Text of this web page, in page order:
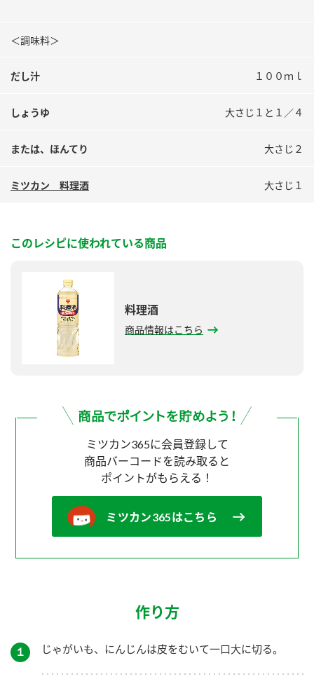
＜調味料＞
だし汁 １００ｍｌ
しょうゆ 大さじ１と１／４
または、ほんてり 大さじ２
ミツカン 料理酒 大さじ１
このレシピに使われている商品
料理酒
商品情報はこちら
ミツカン365に会員登録して
商品バーコードを読み取ると
ポイントがもらえる！
ミツカン365はこちら
作り方
１ じゃがいも、にんじんは皮をむいて一口大に切る。